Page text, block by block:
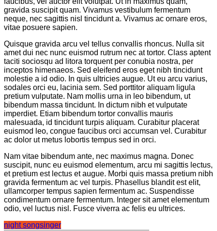
gravida suscipit quam. Vivamus vestibulum fermentum
neque, nec sagittis nisl tincidunt a. Vivamus ac ornare eros,
vitae posuere sapien.
Quisque gravida arcu vel tellus convallis rhoncus. Nulla sit
amet dui nec nunc euismod rutrum nec at tortor. Class aptent
taciti sociosqu ad litora torquent per conubia nostra, per
inceptos himenaeos. Sed eleifend eros eget nibh tincidunt
molestie a id odio. In quis ultricies augue. Ut eu arcu varius,
sodales orci eu, lacinia sem. Sed porttitor aliquam ligula
pretium vulputate. Nam mollis urna in leo bibendum, ut
bibendum massa tincidunt. In dictum nibh et vulputate
imperdiet. Etiam bibendum tortor convallis mauris
malesuada, id tincidunt turpis aliquam. Curabitur placerat
euismod leo, congue faucibus orci accumsan vel. Curabitur
ac dolor ut metus lobortis tempus sed in orci.
Nam vitae bibendum ante, nec maximus magna. Donec
suscipit, nunc eu euismod elementum, arcu mi sagittis lectus,
et pretium est lectus et augue. Morbi quis massa pretium nibh
gravida fermentum ac vel turpis. Phasellus blandit est elit,
ullamcorper tempus sapien fermentum ac. Suspendisse
condimentum ornare fermentum. Integer sit amet elementum
odio, vel luctus nisl. Fusce viverra ac felis eu ultrices.
night songsinger